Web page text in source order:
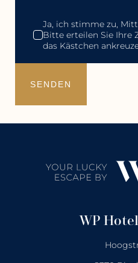
Ja, ich stimme zu,
Bitte erteilen Sie Ihre
das Kästchen
WP